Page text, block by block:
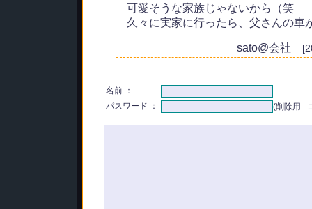
可愛そうな家族じゃないから（笑
久々に実家に行ったら、父さんの車
sato@会社
名前 ：
パスワード ：
(削除用 :